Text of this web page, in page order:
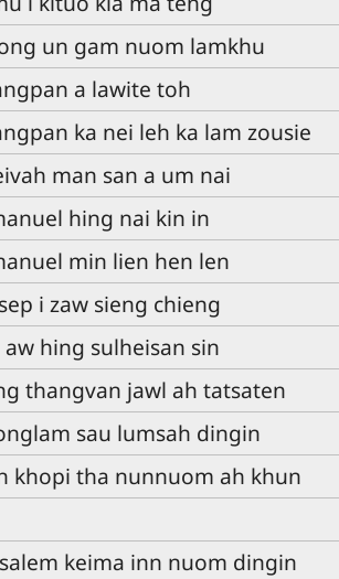
un gam nuom lamkhu
a lawite toh
ka nei leh ka lam zousie
man san a um nai
hing nai kin in
min lien hen len
i zaw sieng chieng
hing sulheisan sin
thangvan jawl ah tatsaten
sau lumsah dingin
khopi tha nunnuom ah khun
keima inn nuom dingin